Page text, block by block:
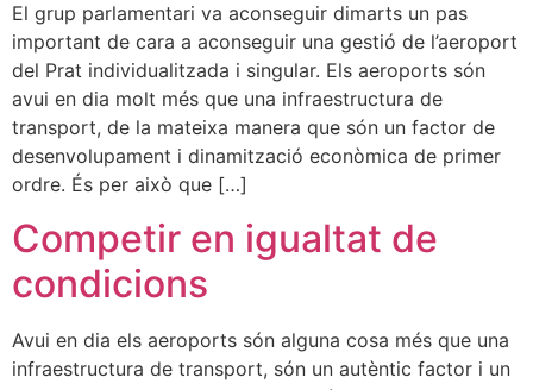
El grup parlamentari va aconseguir dimarts un pas
important de cara a aconseguir una gestió de l’aeroport
del Prat individualitzada i singular. Els aeroports són
avui en dia molt més que una infraestructura de
transport, de la mateixa manera que són un factor de
desenvolupament i dinamització econòmica de primer
ordre. És per això que […]
Competir en igualtat de
condicions
Avui en dia els aeroports són alguna cosa més que una
infraestructura de transport, són un autèntic factor i un